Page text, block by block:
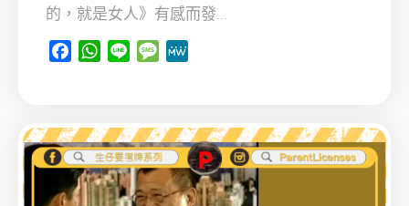
的，就是女人》有感而發...
FacebookWhatsApp
Line Message